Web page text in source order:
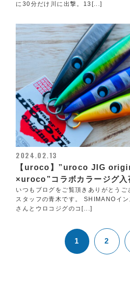
に30分だけ川に出撃。13[...]
2024.02.13
【uroco】”uroco JIG
×uroco”コラボカラージグ入
いつもブログをご覧頂きありがとうご
スタッフの青木です。 SHIMANOイ
さんとウロコジグのコ[...]
1 2